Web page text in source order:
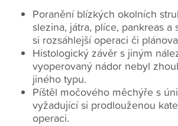
Poranění blízkých okolních
slezina, játra, plíce, pankreas a
si rozsáhlejší operaci či
Histologický závěr s jiným
vyoperovaný nádor nebyl
jiného typu.
Píštěl močového měchýře s
vyžadující si prodlouženou
operaci.